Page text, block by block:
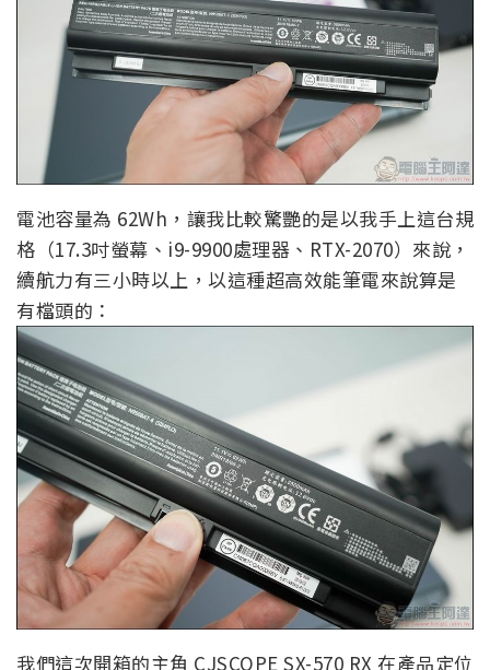
電池容量為 62Wh，讓我比較驚艷的是以我手上這台規
格（17.3吋螢幕、i9-9900處理器、RTX-2070）來說，
續航力有三小時以上，以這種超高效能筆電來說算是
有檔頭的：
我們這次開箱的主角 CJSCOPE SX-570 RX 在產品定位